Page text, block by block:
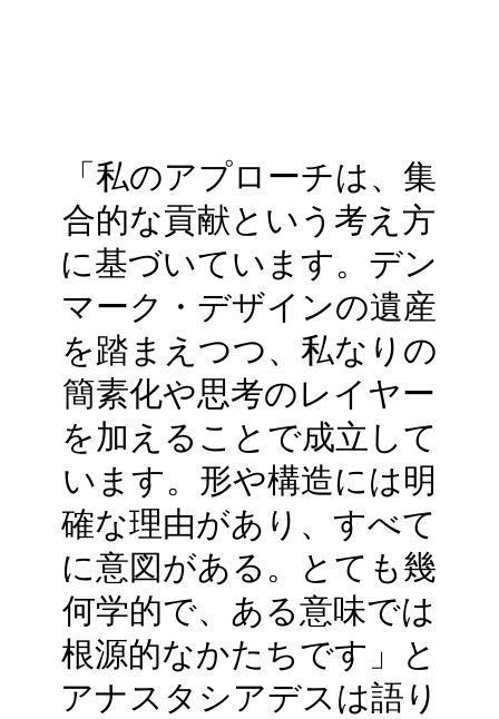
「私のアプローチは、集
合的な貢献という考え方
に基づいています。デン
マーク・デザインの遺産
を踏まえつつ、私なりの
簡素化や思考のレイヤー
を加えることで成立して
います。形や構造には明
確な理由があり、すべて
に意図がある。とても幾
何学的で、ある意味では
根源的なかたちです」と
アナスタシアデスは語り